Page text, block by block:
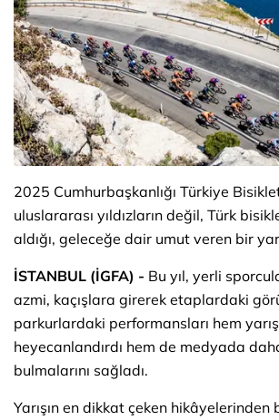
2025 Cumhurbaşkanlığı Türkiye
uluslararası yıldızların değil, Türk
aldığı, geleceğe dair umut veren bir
İSTANBUL (İGFA) - Bu yıl, yerli
azmi, kaçışlara girerek etaplardaki
parkurlardaki performansları hem
heyecanlandırdı hem de medyada
bulmalarını sağladı.
Yarışın en dikkat çeken hikâyelerinden